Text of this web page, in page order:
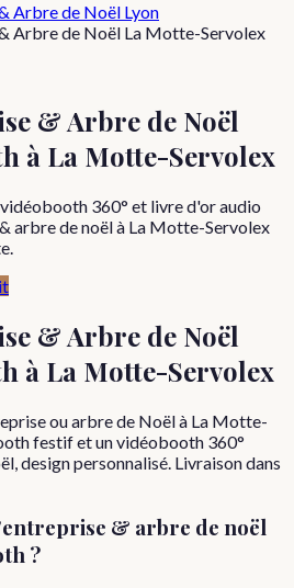
Arbre de Noël Lyon
Arbre de Noël La Motte-Servolex
& Arbre de Noël
à La Motte-Servolex
360° et livre d'or audio
arbre de noël à La Motte-Servolex
& Arbre de Noël
à La Motte-Servolex
ou arbre de Noël à La Motte-
festif et un vidéobooth 360°
design personnalisé. Livraison dans
& arbre de noël
?